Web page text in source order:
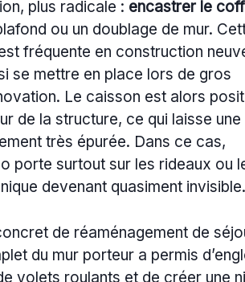
plus radicale : encastrer le
ou un doublage de mur.
fréquente en construction
se mettre en place lors de gros
Le caisson est alors
de la structure, ce qui laisse une
très épurée. Dans ce cas,
porte surtout sur les rideaux ou
devenant quasiment invisible.
de réaménagement de
du mur porteur a permis
volets roulants et de créer une